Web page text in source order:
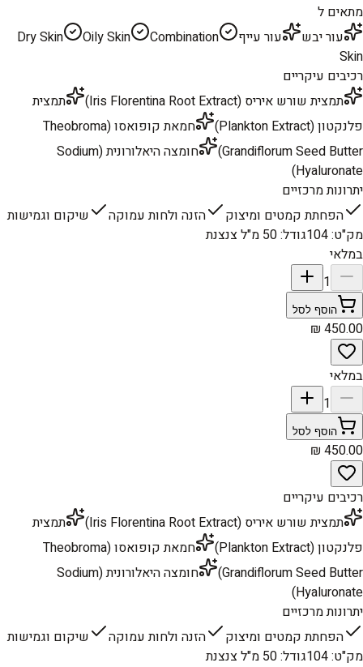
מתאים ל
עור יבש
עור עייף Dry Skin Oily Skin
Combination
Skin
רכיבים עיקריים
תמצית שורש איריס (Iris Florentina Root Extract)
תמצית
פלנקטון (Plankton Extract)
חמאת קופואסו (Theobroma
Grandiflorum Seed Butter)
חומצה היאלורונית (Sodium
Hyaluronate)
יתרונות מרכזיים
הפחתת קמטים ומיצוק
הזנה ולחות עמוקה
שיקום וגמישות
מק"ט:
104גודל:50 מ"ל צנצנת
במלאי
1
הוסף לסל
במלאי
1
הוסף לסל
רכיבים עיקריים
תמצית שורש איריס (Iris Florentina Root Extract)
תמצית
פלנקטון (Plankton Extract)
חמאת קופואסו (Theobroma
Grandiflorum Seed Butter)
חומצה היאלורונית (Sodium
Hyaluronate)
יתרונות מרכזיים
הפחתת קמטים ומיצוק
הזנה ולחות עמוקה
שיקום וגמישות
מק"ט:
104גודל:50 מ"ל צנצנת